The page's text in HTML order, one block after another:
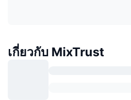
เกี่ยวกับ MixTrust